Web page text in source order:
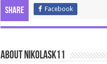
Share Facebook
About nikolask11